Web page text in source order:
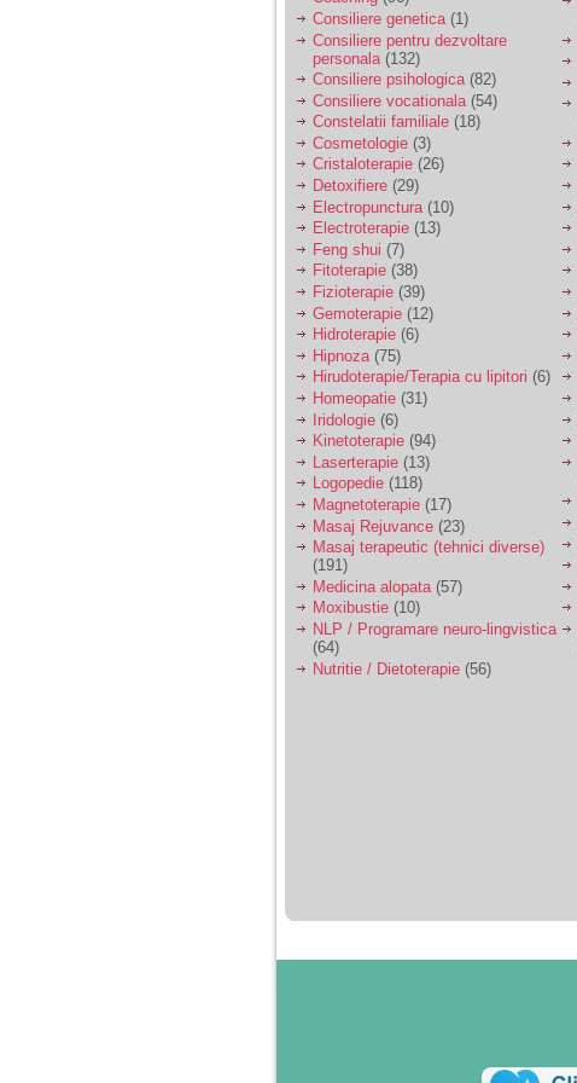
mine. Din cauza asta
am inceput sa beau
alcool si am inceput
sa ma culc cu barbati
pentru bani.
Consiliere genetica (1)
Consiliere pentru dezvoltare
personala (132)
Consiliere psihologica(82)
Consiliere vocationala (54)
Constelatii familiale (18)
Cosmetologie (3)
Cristaloterapie (26)
Detoxifiere (29)
Electropunctura (10)
Electroterapie (13)
Feng shui (7)
Fitoterapie (38)
Fizioterapie (39)
Gemoterapie (12)
Hidroterapie (6)
Hipnoza (75)
Hirudoterapie/Terapia cu lipitori (6)
Homeopatie (31)
Iridologie (6)
Kinetoterapie (94)
Laserterapie (13)
Logopedie (118)
Magnetoterapie (17)
Masaj Rejuvance (23)
Masaj terapeutic (tehnici diverse)
(191)
Medicina alopata (57)
Moxibustie (10)
NLP / Programare neuro-lingvistica
(64)
Nutritie / Dietoterapie (56)